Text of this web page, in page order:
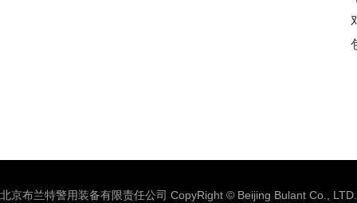
北京布兰特警用装备有限责任公司 CopyRight © Beijing Bulant Co., LTD.